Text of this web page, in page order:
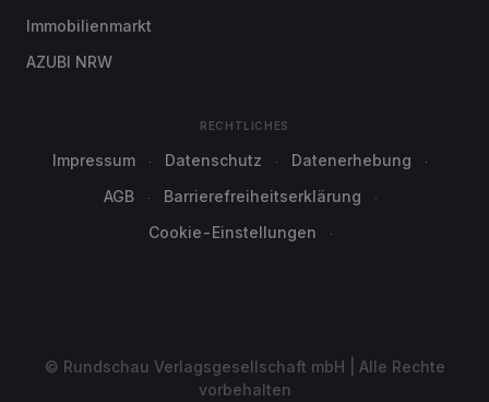
Immobilienmarkt
AZUBI NRW
RECHTLICHES
Impressum Datenschutz
Datenerhebung
AGB
Barrierefreiheitserklärung
Cookie-Einstellungen
© Rundschau Verlagsgesellschaft mbH | Alle Rechte
vorbehalten